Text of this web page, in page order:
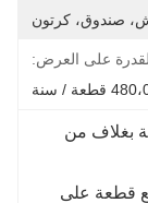
صندوق، كرتون
على العرض:
/ سنة
قسطرة شفط مغلقة بغلاف من
نظام شفط مغلق مع قطعة على